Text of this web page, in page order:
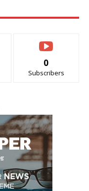
0
Subscribers